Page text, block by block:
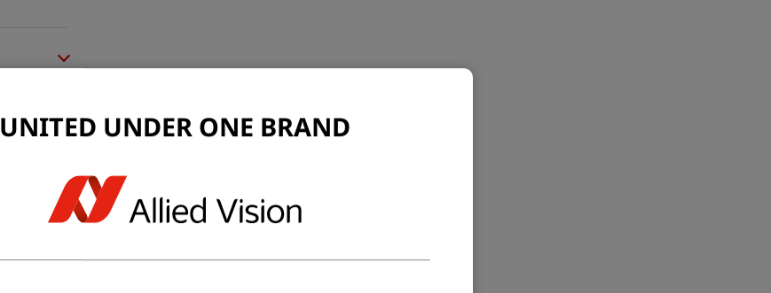
UNITED UNDER ONE BRAND